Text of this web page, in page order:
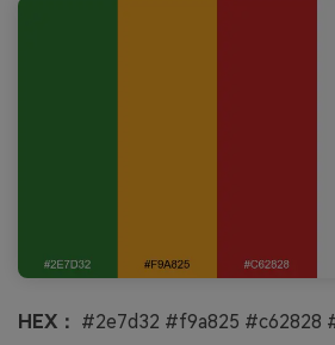
HEX： #2e7d32 #f9a825 #c62828